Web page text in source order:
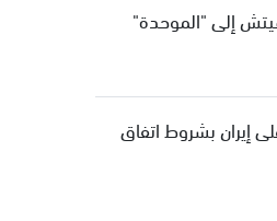
إلى "الموحدة"
إيران بشروط اتفاق